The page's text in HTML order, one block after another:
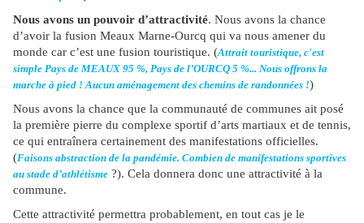
Nous avons un pouvoir d’attractivité. Nous avons la chance
d’avoir la fusion Meaux Marne-Ourcq qui va nous amener du
monde car c’est une fusion touristique. (Attrait touristique, c'est
simple Pays de MEAUX 95 %, Pays de l’OURCQ 5 %... Nous offrons la
marche à pied ! Aucun aménagement des chemins de randonnées !)
Nous avons la chance que la communauté de communes ait posé
la première pierre du complexe sportif d’arts martiaux et de tennis,
ce qui entraînera certainement des manifestations officielles.
(Faisons abstraction de la pandémie. Combien de manifestations sportives
au stade d’athlétisme ?). Cela donnera donc une attractivité à la
commune.
Cette attractivité permettra probablement, en tout cas je le